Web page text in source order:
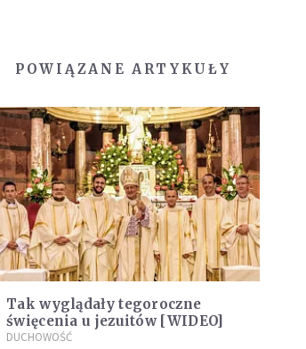
POWIĄZANE ARTYKUŁY
Tak wyglądały tegoroczne
święcenia u jezuitów [WIDEO]
DUCHOWOŚĆ